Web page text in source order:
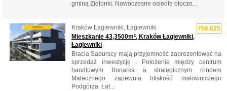
gminą Zielonki. Nowoczesne osiedle otoczo...
758.625
Kraków Łagiewniki, Łagiewniki
Mieszkanie 43,3500m², Kraków Łagiewniki,
Łagiewniki
Bracia Sadurscy mają przyjemność zaprezentować na
sprzedaż inwestycję . Położenie między centrum
handlowym Bonarka a strategicznym rondem
Matecznego zapewnia bliskość malowniczego
Podgórza. Łat...